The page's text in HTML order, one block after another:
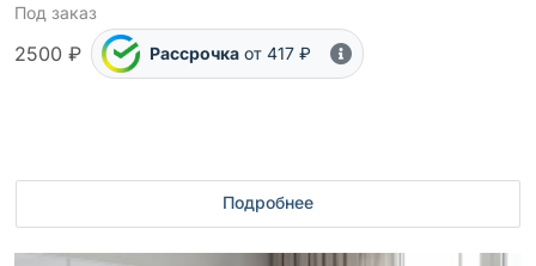
Под заказ
2500 ₽ Рассрочка от 417 ₽
Подробнее